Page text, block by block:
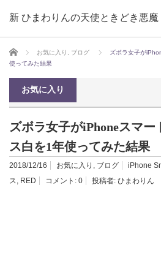
新 ひまわりんの天使ときどき悪魔
ホーム お気に入り ブログ
ズボラ女子が
使ってみた結果
お気に入り
ズボラ女子がiPhoneスマ
ス白を1年使ってみた結果
2018/12/16 お気に入り , ブログ iPhone
ス, RED コメント: 0 投稿者: ひまわりん